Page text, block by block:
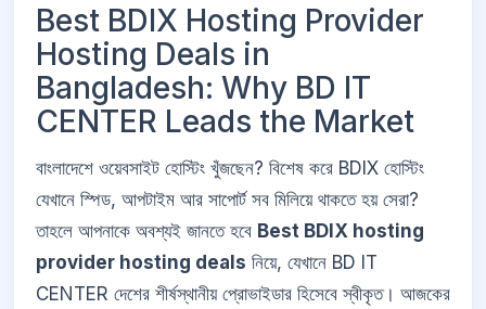
Best BDIX Hosting Provider
Hosting Deals in
Bangladesh: Why BD IT
CENTER Leads the Market
বাংলাদেশে ওয়েবসাইট হোস্টিং খুঁজছেন? বিশেষ করে BDIX হোস্টিং
যেখানে স্পিড, আপটাইম আর সাপোর্ট সব মিলিয়ে থাকতে হয় সেরা?
তাহলে আপনাকে অবশ্যই জানতে হবে Best BDIX hosting
provider hosting deals নিয়ে, যেখানে BD IT
CENTER দেশের শীর্ষস্থানীয় প্রোভাইডার হিসেবে স্বীকৃত। আজকের